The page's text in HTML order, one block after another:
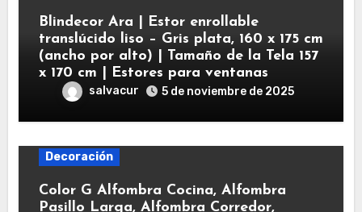
Blindecor Ara | Estor enrollable
translúcido liso – Gris plata, 160 x 175 cm
(ancho por alto) | Tamaño de la Tela 157
x 170 cm | Estores para ventanas
salvacur 5 de noviembre de 2025
Decoración
Color G Alfombra Cocina, Alfombra
Pasillo Larga, Alfombra Corredor,